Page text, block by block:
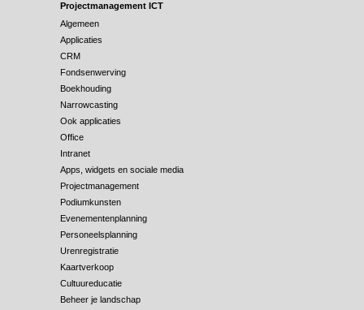
Projectmanagement ICT
Algemeen
Applicaties
CRM
Fondsenwerving
Boekhouding
Narrowcasting
Ook applicaties
Office
Intranet
Apps, widgets en sociale media
Projectmanagement
Podiumkunsten
Evenementenplanning
Personeelsplanning
Urenregistratie
Kaartverkoop
Cultuureducatie
Beheer je landschap